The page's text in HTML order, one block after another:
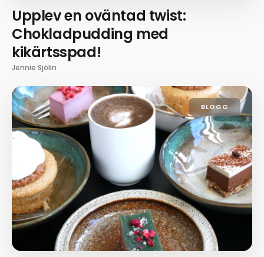
Upplev en oväntad twist:
Chokladpudding med
kikärtsspad!
Jennie Sjölin
BLOGG